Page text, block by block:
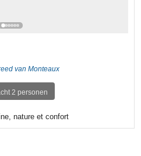
van Monteaux
2 personen
nature et confort